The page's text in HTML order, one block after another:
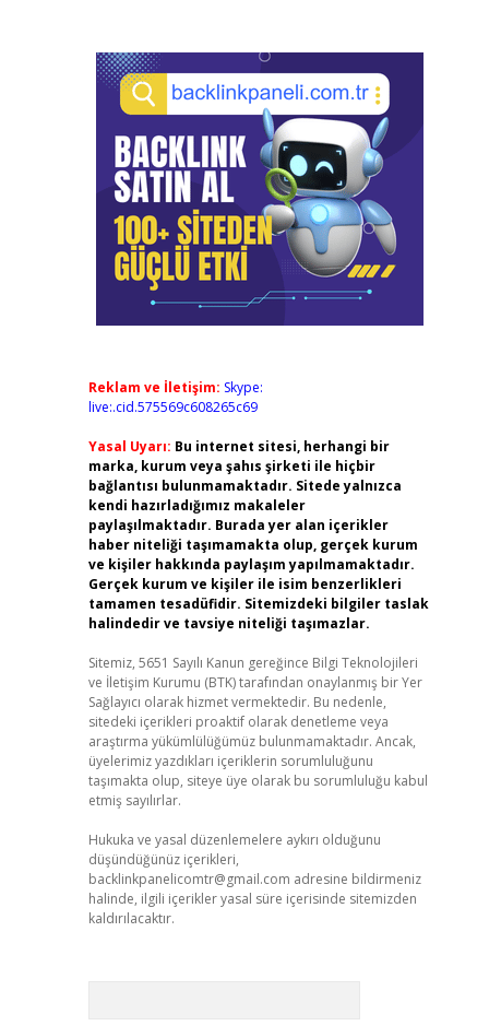
Reklam ve İletişim: Skype:
live:.cid.575569c608265c69
Yasal Uyarı: Bu internet sitesi, herhangi bir
marka, kurum veya şahıs şirketi ile hiçbir
bağlantısı bulunmamaktadır. Sitede yalnızca
kendi hazırladığımız makaleler
paylaşılmaktadır. Burada yer alan içerikler
haber niteliği taşımamakta olup, gerçek kurum
ve kişiler hakkında paylaşım yapılmamaktadır.
Gerçek kurum ve kişiler ile isim benzerlikleri
tamamen tesadüfidir. Sitemizdeki bilgiler taslak
halindedir ve tavsiye niteliği taşımazlar.
Sitemiz, 5651 Sayılı Kanun gereğince Bilgi Teknolojileri
ve İletişim Kurumu (BTK) tarafından onaylanmış bir Yer
Sağlayıcı olarak hizmet vermektedir. Bu nedenle,
sitedeki içerikleri proaktif olarak denetleme veya
araştırma yükümlülüğümüz bulunmamaktadır. Ancak,
üyelerimiz yazdıkları içeriklerin sorumluluğunu
taşımakta olup, siteye üye olarak bu sorumluluğu kabul
etmiş sayılırlar.
Hukuka ve yasal düzenlemelere aykırı olduğunu
düşündüğünüz içerikleri,
backlinkpanelicomtr@gmail.com adresine bildirmeniz
halinde, ilgili içerikler yasal süre içerisinde sitemizden
kaldırılacaktır.